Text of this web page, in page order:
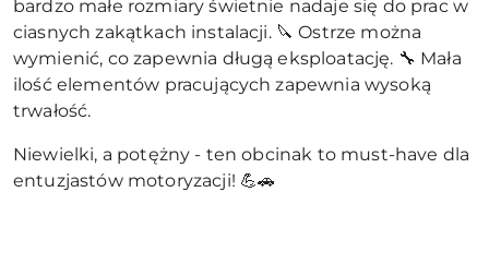
bardzo małe rozmiary świetnie nadaje się do prac w
ciasnych zakątkach instalacji. 🔪 Ostrze można
wymienić, co zapewnia długą eksploatację. 🔧 Mała
ilość elementów pracujących zapewnia wysoką
trwałość.
Niewielki, a potężny - ten obcinak to must-have dla
entuzjastów motoryzacji! 💪🚗